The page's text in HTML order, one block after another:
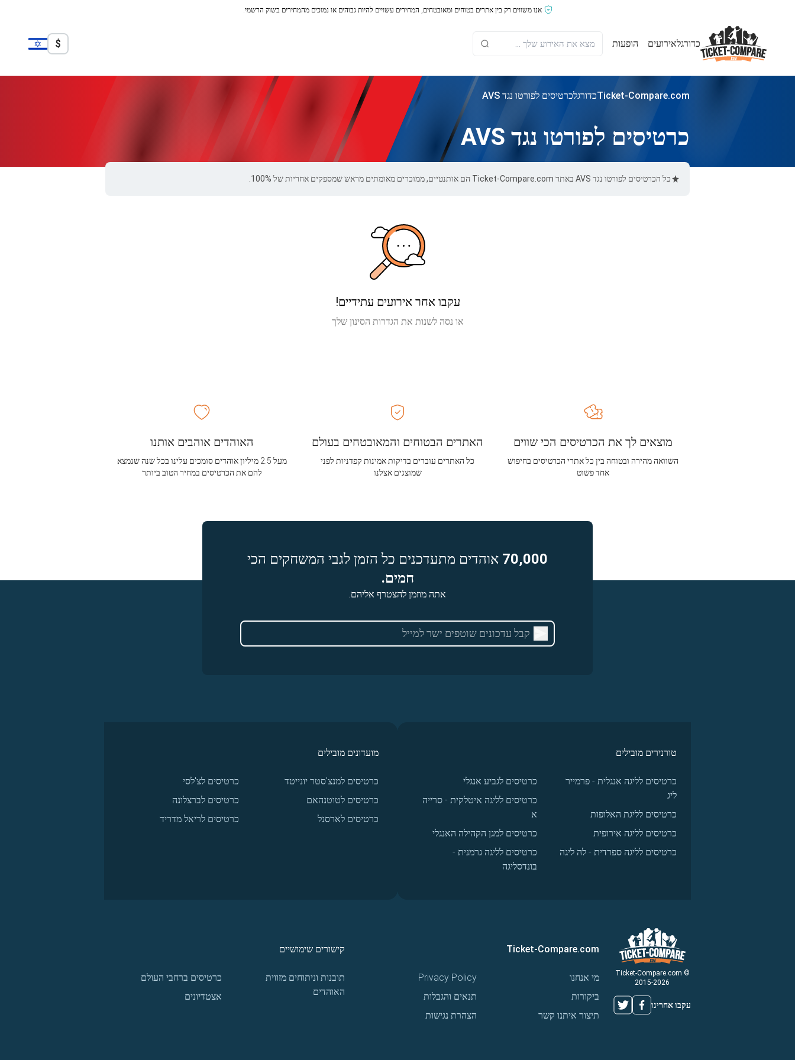
אנו משווים רק בין אתרים בטוחים ומאובטחים, המחירים עשויים להיות גבוהים או נמוכים מהמחירים בשוק הרשמי.
כדורגלאירועים הופעות $
Ticket-Compare.comכדורגלכרטיסים לפורטו נגד AVS
כרטיסים לפורטו נגד AVS
כל הכרטיסים לפורטו נגד AVS באתר Ticket-Compare.com הם אותנטיים, ממוכרים מאומתים מראש שמספקים אחריות של 100%.
עקבו אחר אירועים עתידיים!
או נסה לשנות את הגדרות הסינון שלך
האתרים הבטוחים והמאובטחים בעולם
כל האתרים עוברים בדיקות אמינות קפדניות לפני
שמוצגים אצלנו
מוצאים לך את הכרטיסים הכי שווים
השוואה מהירה ובטוחה בין כל אתרי הכרטיסים בחיפוש
אחד פשוט
האוהדים אוהבים אותנו
מעל 2.5 מיליון אוהדים סומכים עלינו בכל שנה שנמצא
להם את הכרטיסים במחיר הטוב ביותר
70,000 אוהדים מתעדכנים כל הזמן לגבי המשחקים הכי
חמים.
אתה מוזמן להצטרף אליהם.
טורנירים מובילים
כרטיסים לליגה אנגלית - פרמייר
ליג
כרטיסים לליגת האלופות
כרטיסים לליגה אירופית
כרטיסים לליגה ספרדית - לה ליגה
כרטיסים לגביע אנגלי
כרטיסים לליגה איטלקית - סרייה
א
כרטיסים למגן הקהילה האנגלי
כרטיסים לליגה גרמנית -
בונדסליגה
מועדונים מובילים
כרטיסים למנצ'סטר יונייטד
כרטיסים לטוטנהאם
כרטיסים לארסנל
כרטיסים לצ'לסי
כרטיסים לברצלונה
כרטיסים לריאל מדריד
© Ticket-Compare.com
2015-2026
עקבו אחרינו
Ticket-Compare.com
מי אנחנו
ביקורות
תיצור איתנו קשר
Privacy Policy
תנאים והגבלות
הצהרת נגישות
קישורים שימושיים
תובנות וניתוחים מזווית
האוהדים
כרטיסים ברחבי העולם
אצטדיונים